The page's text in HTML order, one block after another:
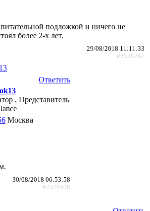
подложкой и ничего не
более 2-х лет.
29/08/2018 11:11:33
#2528267
Ответить
, Представитель
Москва
30/08/2018 06:53:58
#2528508